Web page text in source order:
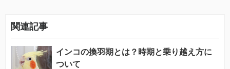
関連記事
インコの換羽期とは？時期と乗り越え方に
ついて